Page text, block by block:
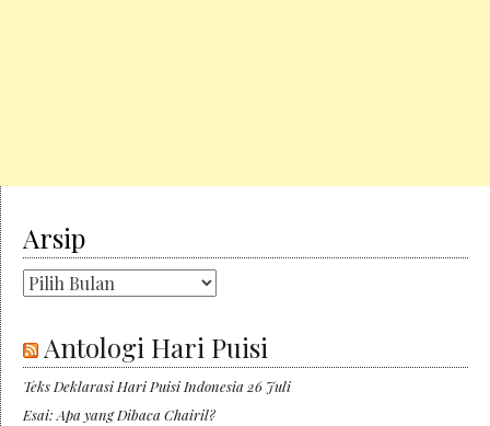
Arsip
Arsip
Antologi Hari Puisi
Teks Deklarasi Hari Puisi Indonesia 26 Juli
Esai: Apa yang Dibaca Chairil?